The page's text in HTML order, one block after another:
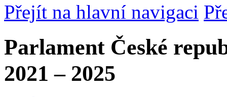
Přejít na hlavní navigaci
Parlament České
2021 – 2025